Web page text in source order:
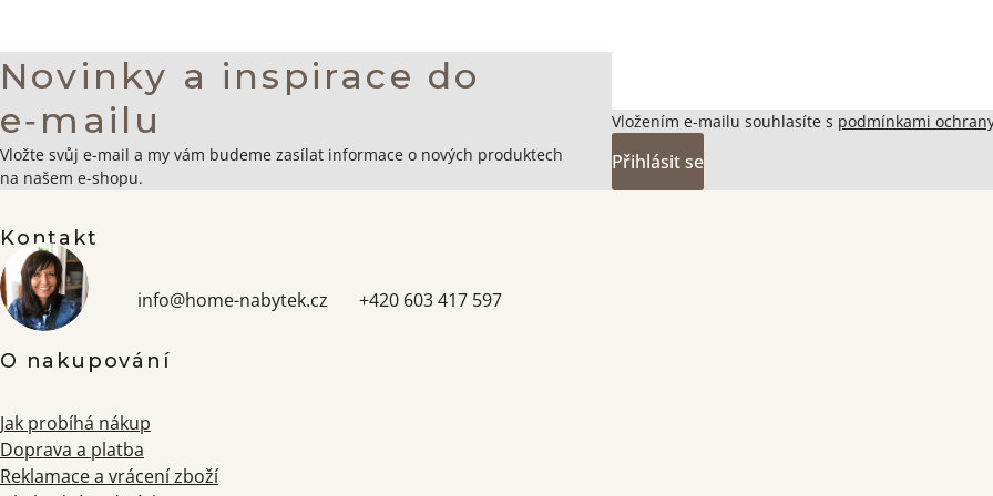
Zápatí
Novinky a inspirace do
e‑mailu
Vložte svůj e-mail a my vám budeme zasílat informace o nových produktech
na našem e-shopu.
Vložením e-mailu souhlasíte s podmínkami
Přihlásit se
Kontakt
info@home-nabytek.cz +420 603 417 597
O nakupování
Jak probíhá nákup
Doprava a platba
Reklamace a vrácení zboží